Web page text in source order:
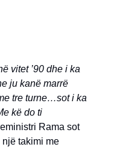
vitet ’90 dhe i ka
ju kanë marrë
tre turne…sot i ka
kë do ti
Rama sot
takimi me